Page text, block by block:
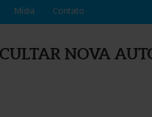
Mídia Contato
NOVA